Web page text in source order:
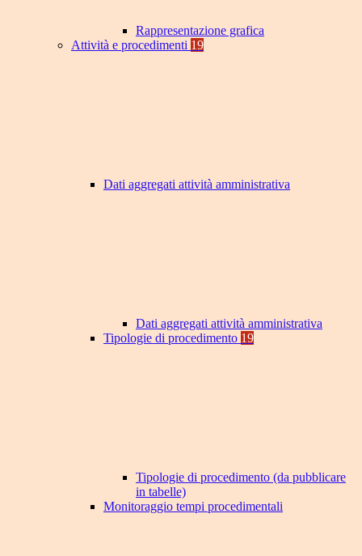
Rappresentazione grafica
Attività e procedimenti 19
Dati aggregati attività amministrativa
Dati aggregati attività amministrativa
Tipologie di procedimento 19
Tipologie di procedimento (da pubblicare
in tabelle)
Monitoraggio tempi procedimentali